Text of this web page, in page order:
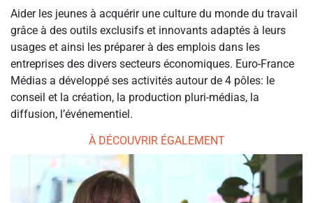
Aider les jeunes à acquérir une culture du monde du travail
grâce à des outils exclusifs et innovants adaptés à leurs
usages et ainsi les préparer à des emplois dans les
entreprises des divers secteurs économiques. Euro-France
Médias a développé ses activités autour de 4 pôles: le
conseil et la création, la production pluri-médias, la
diffusion, l’événementiel.
À DÉCOUVRIR ÉGALEMENT